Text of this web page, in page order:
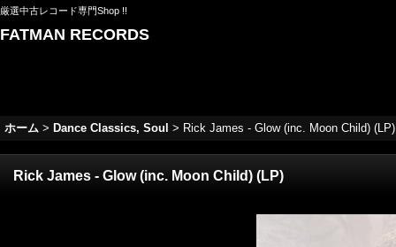
厳選中古レコード専門Shop !!
FATMAN RECORDS
ホーム > Dance Classics, Soul > Rick James - Glow (inc. Moon Child) (LP)
Rick James - Glow (inc. Moon Child) (LP)